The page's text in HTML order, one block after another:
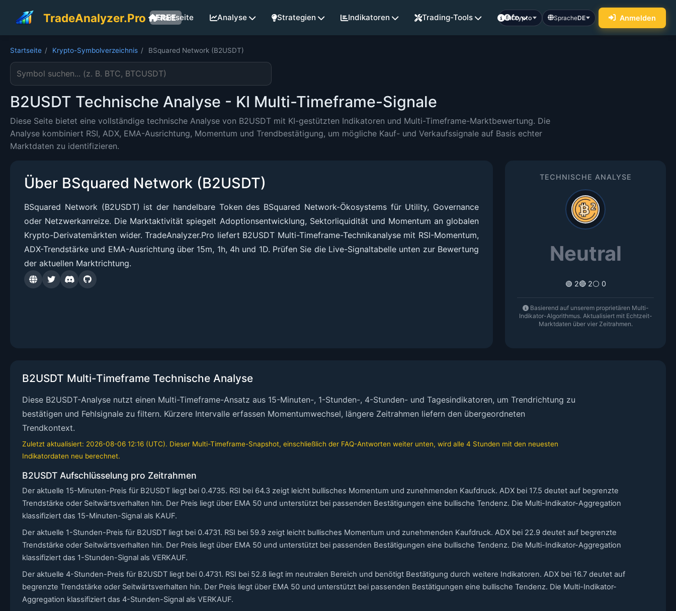
TradeAnalyzer.Pro FREE
Startseite Analyse Strategien Indikatoren Trading-Tools InfoCrypto SpracheDE Anmelden
Startseite / Krypto-Symbolverzeichnis / BSquared Network (B2USDT)
Kryptowährungssymbol suchen
B2USDT Technische Analyse - KI Multi-Timeframe-Signale
Diese Seite bietet eine vollständige technische Analyse von B2USDT mit KI-gestützten Indikatoren und Multi-Timeframe-Marktbewertung. Die
Analyse kombiniert RSI, ADX, EMA-Ausrichtung, Momentum und Trendbestätigung, um mögliche Kauf- und Verkaufssignale auf Basis echter
Marktdaten zu identifizieren.
Über BSquared Network (B2USDT)
BSquared Network (B2USDT) ist der handelbare Token des BSquared Network-Ökosystems für Utility, Governance
oder Netzwerkanreize. Die Marktaktivität spiegelt Adoptionsentwicklung, Sektorliquidität und Momentum an globalen
Krypto-Derivatemärkten wider. TradeAnalyzer.Pro liefert B2USDT Multi-Timeframe-Technikanalyse mit RSI-Momentum,
ADX-Trendstärke und EMA-Ausrichtung über 15m, 1h, 4h und 1D. Prüfen Sie die Live-Signaltabelle unten zur Bewertung
der aktuellen Marktrichtung.
TECHNISCHE ANALYSE
Neutral
🟢 2🔴 2⚪ 0
Basierend auf unserem proprietären Multi-
Indikator-Algorithmus. Aktualisiert mit Echtzeit-
Marktdaten über vier Zeitrahmen.
B2USDT Multi-Timeframe Technische Analyse
Diese B2USDT-Analyse nutzt einen Multi-Timeframe-Ansatz aus 15-Minuten-, 1-Stunden-, 4-Stunden- und Tagesindikatoren, um Trendrichtung zu
bestätigen und Fehlsignale zu filtern. Kürzere Intervalle erfassen Momentumwechsel, längere Zeitrahmen liefern den übergeordneten
Trendkontext.
Zuletzt aktualisiert: 2026-08-06 12:16 (UTC). Dieser Multi-Timeframe-Snapshot, einschließlich der FAQ-Antworten weiter unten, wird alle 4 Stunden mit den neuesten
Indikatordaten neu berechnet.
B2USDT Aufschlüsselung pro Zeitrahmen
Der aktuelle 15-Minuten-Preis für B2USDT liegt bei 0.4735. RSI bei 64.3 zeigt leicht bullisches Momentum und zunehmenden Kaufdruck. ADX bei 17.5 deutet auf begrenzte
Trendstärke oder Seitwärtsverhalten hin. Der Preis liegt über EMA 50 und unterstützt bei passenden Bestätigungen eine bullische Tendenz. Die Multi-Indikator-Aggregation
klassifiziert das 15-Minuten-Signal als KAUF.
Der aktuelle 1-Stunden-Preis für B2USDT liegt bei 0.4731. RSI bei 59.9 zeigt leicht bullisches Momentum und zunehmenden Kaufdruck. ADX bei 22.9 deutet auf begrenzte
Trendstärke oder Seitwärtsverhalten hin. Der Preis liegt über EMA 50 und unterstützt bei passenden Bestätigungen eine bullische Tendenz. Die Multi-Indikator-Aggregation
klassifiziert das 1-Stunden-Signal als VERKAUF.
Der aktuelle 4-Stunden-Preis für B2USDT liegt bei 0.4731. RSI bei 52.8 liegt im neutralen Bereich und benötigt Bestätigung durch weitere Indikatoren. ADX bei 16.7 deutet auf
begrenzte Trendstärke oder Seitwärtsverhalten hin. Der Preis liegt über EMA 50 und unterstützt bei passenden Bestätigungen eine bullische Tendenz. Die Multi-Indikator-
Aggregation klassifiziert das 4-Stunden-Signal als VERKAUF.